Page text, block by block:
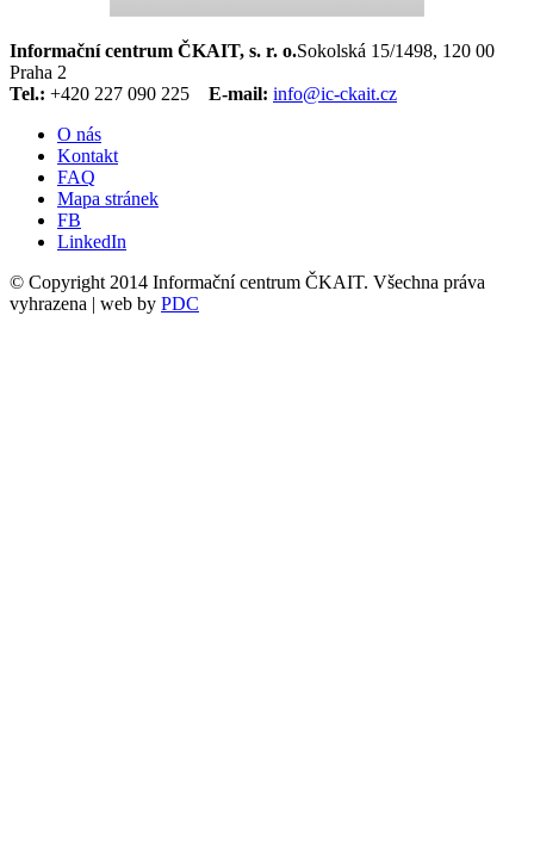
Informační centrum ČKAIT, s. r. o.Sokolská 15/1498, 120 00
Praha 2
Tel.: +420 227 090 225 E-mail: info@ic-ckait.cz
O nás
Kontakt
FAQ
Mapa stránek
FB
LinkedIn
© Copyright 2014 Informační centrum ČKAIT. Všechna práva
vyhrazena | web by PDC